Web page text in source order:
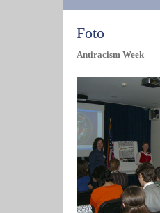
Foto
Antiracism Week